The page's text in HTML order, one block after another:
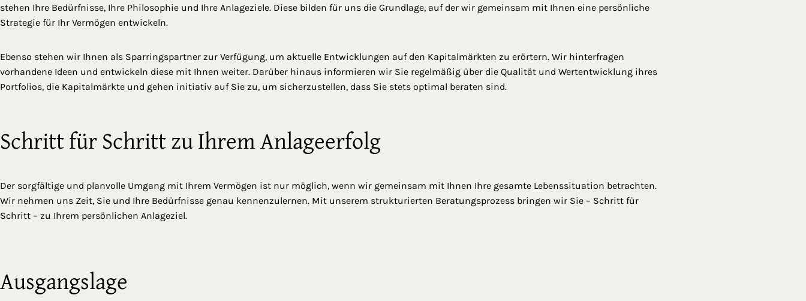
stehen Ihre Bedürfnisse, Ihre Philosophie und Ihre Anlageziele. Diese bilden für uns die Grundlage, auf der wir gemeinsam mit Ihnen eine persönliche
Strategie für Ihr Vermögen entwickeln.
Ebenso stehen wir Ihnen als Sparringspartner zur Verfügung, um aktuelle Entwicklungen auf den Kapitalmärkten zu erörtern. Wir hinterfragen
vorhandene Ideen und entwickeln diese mit Ihnen weiter. Darüber hinaus informieren wir Sie regelmäßig über die Qualität und Wertentwicklung ihres
Portfolios, die Kapitalmärkte und gehen initiativ auf Sie zu, um sicherzustellen, dass Sie stets optimal beraten sind.
Schritt für Schritt zu Ihrem Anlageerfolg
Der sorgfältige und planvolle Umgang mit Ihrem Vermögen ist nur möglich, wenn wir gemeinsam mit Ihnen Ihre gesamte Lebenssituation betrachten.
Wir nehmen uns Zeit, Sie und Ihre Bedürfnisse genau kennenzulernen. Mit unserem strukturierten Beratungsprozess bringen wir Sie – Schritt für
Schritt – zu Ihrem persönlichen Anlageziel.
Ausgangslage